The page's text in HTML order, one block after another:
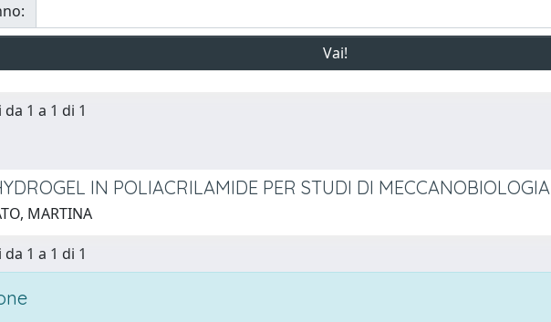
1 a 1 di 1
IN POLIACRILAMIDE PER STUDI DI MECCANOBIOLOGIA
MARTINA
1 a 1 di 1